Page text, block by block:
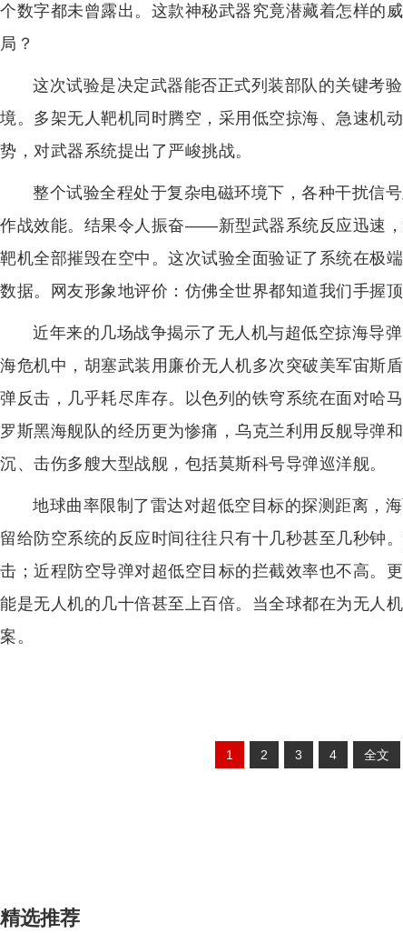
个数字都未曾露出。这款神秘武器究竟潜藏着怎样的
局？
这次试验是决定武器能否正式列装部队的关键考
境。多架无人靶机同时腾空，采用低空掠海、急速机
势，对武器系统提出了严峻挑战。
整个试验全程处于复杂电磁环境下，各种干扰信
作战效能。结果令人振奋——新型武器系统反应迅速
靶机全部摧毁在空中。这次试验全面验证了系统在极
数据。网友形象地评价：仿佛全世界都知道我们手握
近年来的几场战争揭示了无人机与超低空掠海导
海危机中，胡塞武装用廉价无人机多次突破美军宙斯
弹反击，几乎耗尽库存。以色列的铁穹系统在面对哈
罗斯黑海舰队的经历更为惨痛，乌克兰利用反舰导弹
沉、击伤多艘大型战舰，包括莫斯科号导弹巡洋舰。
地球曲率限制了雷达对超低空目标的探测距离，
留给防空系统的反应时间往往只有十几秒甚至几秒钟
击；近程防空导弹对超低空目标的拦截效率也不高。
能是无人机的几十倍甚至上百倍。当全球都在为无人
案。
1 2 3 4 全文
精选推荐